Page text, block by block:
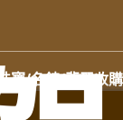
珠寶/名錶/翡翠收購